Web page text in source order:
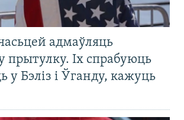
адмаўляць
прытулку. Іх спрабуюць
у Бэліз і Ўганду, кажуць